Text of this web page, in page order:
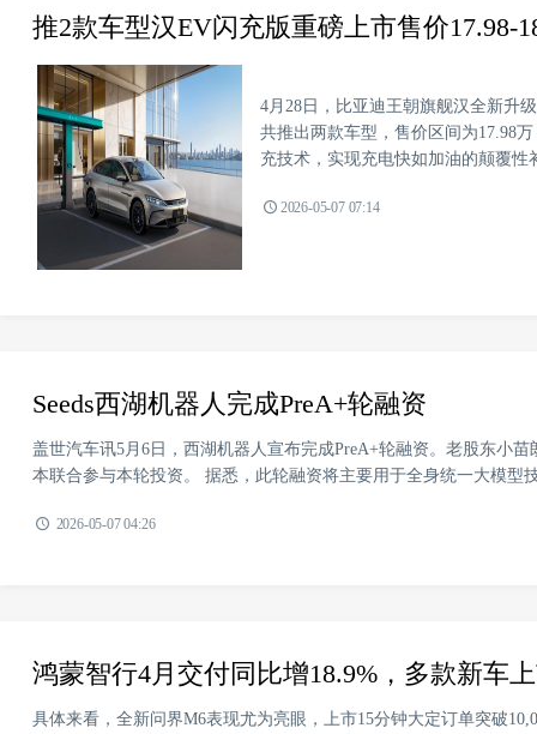
推2款车型汉EV闪充版重磅上市售价17.98-
4月28日，比亚迪王朝旗舰汉全新升
共推出两款车型，售价区间为17.98
充技术，实现充电快如加油的颠覆性
2026-05-07 07:14
Seeds西湖机器人完成PreA+轮融资
盖世汽车讯5月6日，西湖机器人宣布完成PreA+轮融资。老股东小
本联合参与本轮投资。 据悉，此轮融资将主要用于全身统一大模型
2026-05-07 04:26
鸿蒙智行4月交付同比增18.9%，多款新车
具体来看，全新问界M6表现尤为亮眼，上市15分钟大定订单突破